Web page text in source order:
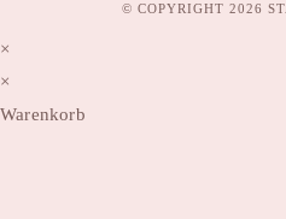
© COPYRIGHT 2026
×
×
Warenkorb